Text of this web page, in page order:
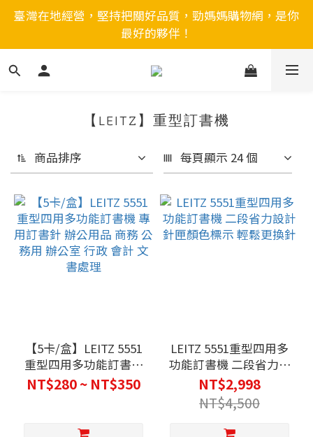
臺灣在地經營，堅持把關好品質，勁媽媽購物網，是你
最好的夥伴！
【LEITZ】重型訂書機
商品排序 每頁顯示 24 個
【5卡/盒】LEITZ 5551
重型四用多功能訂書機
專用訂書針 辦公用品 商
務 公務用 辦公室 行政
NT$280 ~ NT$350
LEITZ 5551重型四用多
功能訂書機 二段省力設
計 針匣顏色標示 輕鬆更
換針
NT$2,998
NT$4,500